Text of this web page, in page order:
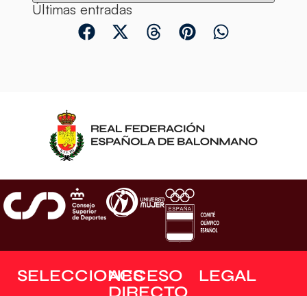
Últimas entradas
SELECCIONESACCESO
DIRECTO
LEGAL